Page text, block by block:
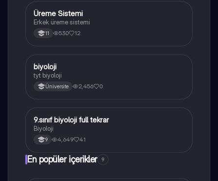
Biyoloji
Üreme Sistemi
Erkek üreme sistemi
11 530 12
BBiyoloji
biyoloji
tyt biyoloji
Üniversite 2,456 0
Biyoloji
9.sınıf biyoloji full tekrar
Biyoloji
9 4,649 41
En popüler içerikler 9